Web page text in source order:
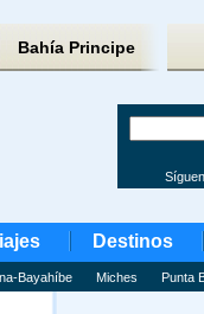
Bahía Principe
Destinos
Bayahíbe Miches Punta